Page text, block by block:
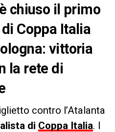
chiuso il primo
Coppa Italia
vittoria
la rete di
contro l’Atalanta
di Coppa Italia. I